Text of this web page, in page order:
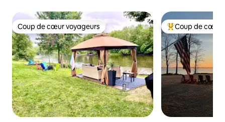
Coup de cœur voyageurs
Coup de cœur voyageurs Coup de cœur
Coup de cœur